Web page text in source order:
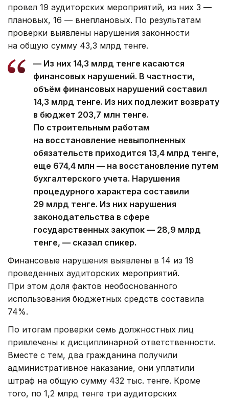
провел 19 аудиторских мероприятий, из них 3 —
плановых, 16 — внеплановых. По результатам
проверки выявлены нарушения законности
на общую сумму 43,3 млрд тенге.
— Из них 14,3 млрд тенге касаются
финансовых нарушений. В частности,
объём финансовых нарушений составил
14,3 млрд тенге. Из них подлежит возврату
в бюджет 203,7 млн тенге.
По строительным работам
на восстановление невыполненных
обязательств приходится 13,4 млрд тенге,
еще 674,4 млн — на восстановление путем
бухгалтерского учета. Нарушения
процедурного характера составили
29 млрд тенге. Из них нарушения
законодательства в сфере
государственных закупок — 28,9 млрд
тенге, — сказал спикер.
Финансовые нарушения выявлены в 14 из 19
проведенных аудиторских мероприятий.
При этом доля фактов необоснованного
использования бюджетных средств составила
74%.
По итогам проверки семь должностных лиц
привлечены к дисциплинарной ответственности.
Вместе с тем, два гражданина получили
административное наказание, они уплатили
штраф на общую сумму 432 тыс. тенге. Кроме
того, по 1,2 млрд тенге три аудиторских